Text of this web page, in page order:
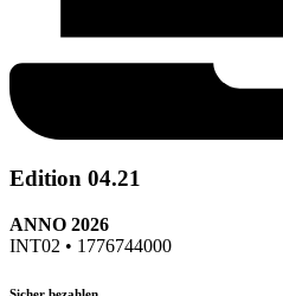
Edition 04.21
ANNO 2026
INT02 • 1776744000